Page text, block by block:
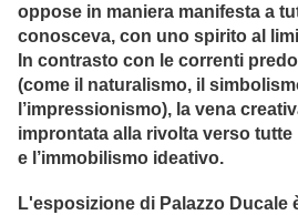
oppose in maniera manifesta a
conosceva, con uno spirito al
In contrasto con le correnti
(come il naturalismo, il
l’impressionismo), la vena
improntata alla rivolta verso
e l’immobilismo ideativo.
L'esposizione di Palazzo Ducale